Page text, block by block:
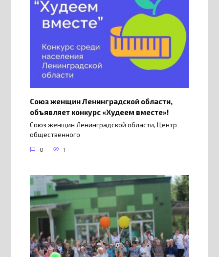
Союз женщин Ленинградской области,
объявляет конкурс «Худеем вместе»!
Союз женщин Ленинградской области, Центр
общественного
0 1